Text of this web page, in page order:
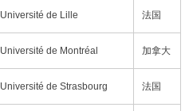
Université de Lille 法国
Université de Montréal 加拿大
Université de Strasbourg 法国